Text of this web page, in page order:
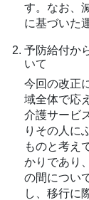
す。なお、
に基づいた
予防給付か
いて
今回の改正
域全体で応
介護サービ
りその人に
ものと考え
かりであり
の間につい
し、移行に